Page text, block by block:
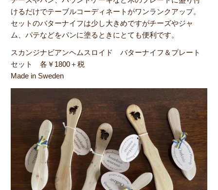
けるだけでテーブルコーディネートがワンランクアップ。
セットのバターナイフは少し大きめですがチーズやジャ
ム、パテなどをパンに塗るときにとても便利です。
スカンジナビアンヘムスロイド バターナイフ＆プレート
セット 各￥1800＋税
Made in Sweden